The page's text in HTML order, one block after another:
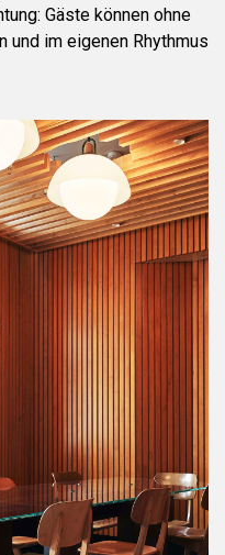
Gäste können ohne
und im eigenen Rhythmus